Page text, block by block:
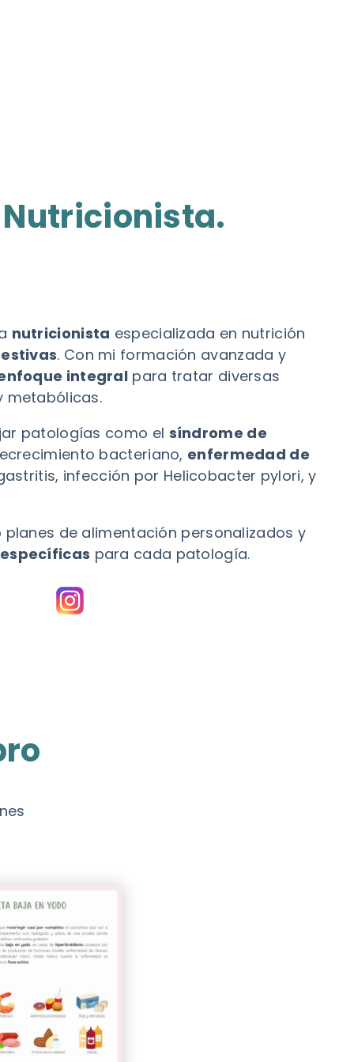
nutricionista especializada en nutrición
. Con mi formación avanzada y
integral para tratar diversas
metabólicas.
patologías como el síndrome de
bacteriano, enfermedad de
infección por Helicobacter pylori, y
planes de alimentación personalizados y
para cada patología.